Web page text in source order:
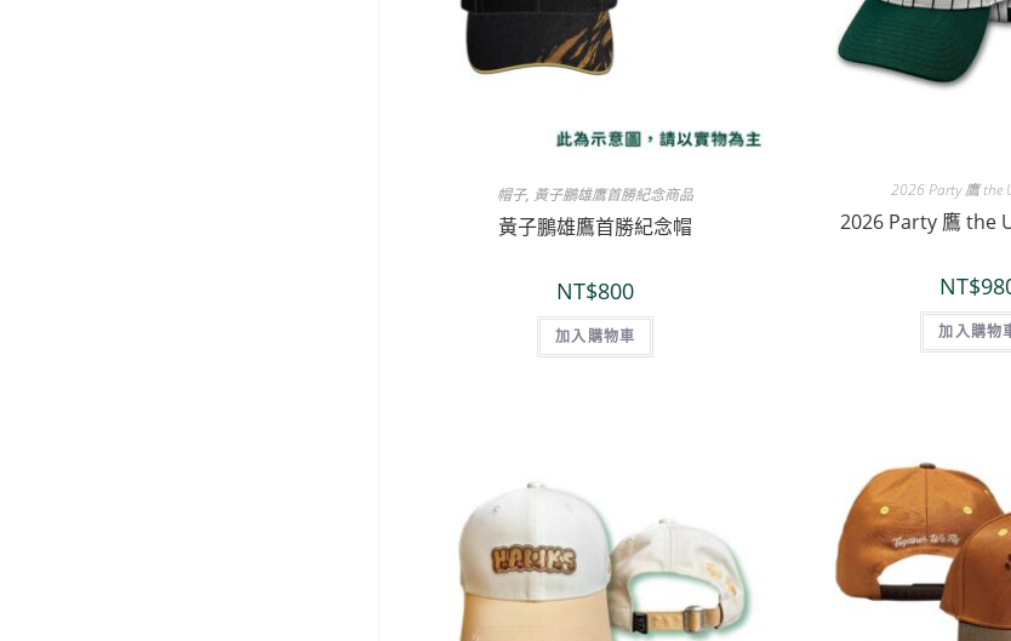
帽子, 黃子鵬雄鷹首勝紀念商品
黃子鵬雄鷹首勝紀念帽
NT$800
加入購物車
2026 Party 鷹 the
2026 Party 鷹 the
NT$
加入購物